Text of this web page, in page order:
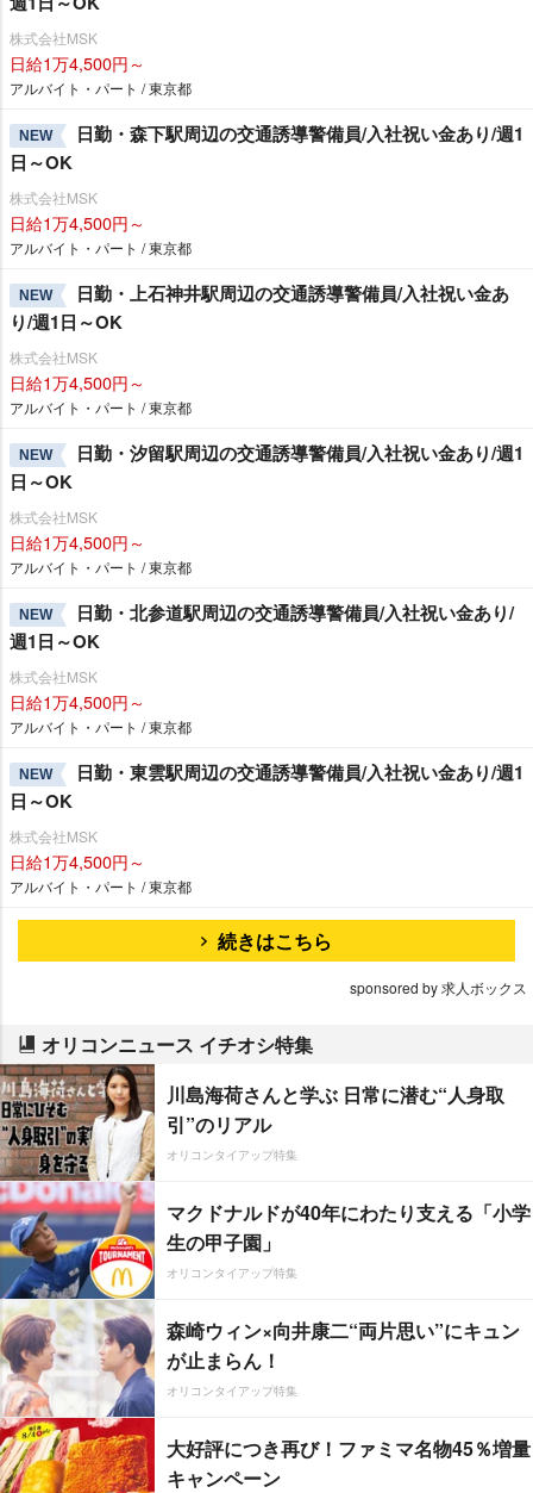
株式会社MSK
日給1万4,500円～
アルバイト・パート / 東京都
NEW
日勤・森下駅周辺の交通誘導警備員/入社祝い金あり/週1
日～OK
株式会社MSK
日給1万4,500円～
アルバイト・パート / 東京都
NEW
日勤・上石神井駅周辺の交通誘導警備員/入社祝い金あ
り/週1日～OK
株式会社MSK
日給1万4,500円～
アルバイト・パート / 東京都
NEW
日勤・汐留駅周辺の交通誘導警備員/入社祝い金あり/週1
日～OK
株式会社MSK
日給1万4,500円～
アルバイト・パート / 東京都
NEW
日勤・北参道駅周辺の交通誘導警備員/入社祝い金あり/
週1日～OK
株式会社MSK
日給1万4,500円～
アルバイト・パート / 東京都
NEW
日勤・東雲駅周辺の交通誘導警備員/入社祝い金あり/週1
日～OK
株式会社MSK
日給1万4,500円～
アルバイト・パート / 東京都
続きはこちら
sponsored by 求人ボックス
オリコンニュース イチオシ特集
川島海荷さんと学ぶ 日常に潜む“人身取
引”のリアル
オリコンタイアップ特集
マクドナルドが40年にわたり支える「小学
生の甲子園」
オリコンタイアップ特集
森崎ウィン×向井康二“両片思い”にキュン
が止まらん！
オリコンタイアップ特集
大好評につき再び！ファミマ名物45％増量
キャンペーン